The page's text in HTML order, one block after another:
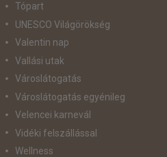
Tópart
UNESCO Világörökség
Valentin nap
Vallási utak
Városlátogatás
Városlátogatás egyénileg
Velencei karnevál
Vidéki felszállással
Wellness